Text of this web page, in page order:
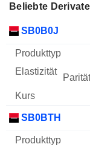
Beliebte
WKN Typ
SB0B0J
SB0BTH